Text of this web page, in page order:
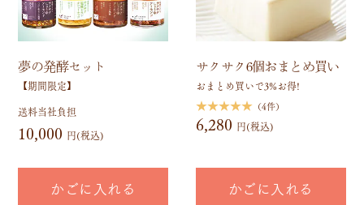
夢の発酵セット
【期間限定】
送料当社負担
10,000 円(税込)
かごに入れる
サクサク6個おまとめ買い
おまとめ買いで3%お得!
★★★★★（4件）
6,280 円(税込)
かごに入れる